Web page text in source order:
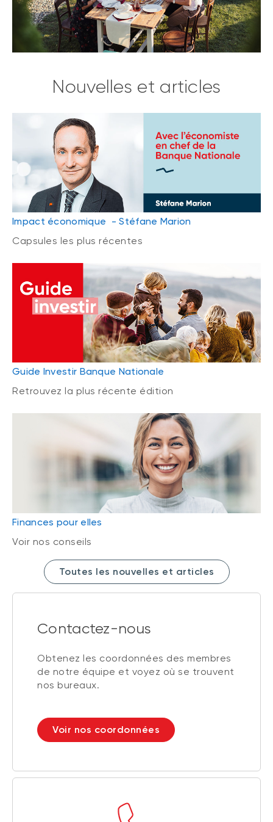
Nouvelles et articles
Impact économique - Stéfane Marion
Capsules les plus récentes
Guide Investir Banque Nationale
Retrouvez la plus récente édition
Finances pour elles
Voir nos conseils
Toutes les nouvelles et articles
Contactez-nous
Obtenez les coordonnées des membres
de notre équipe et voyez où se trouvent
nos bureaux.
Voir nos coordonnées